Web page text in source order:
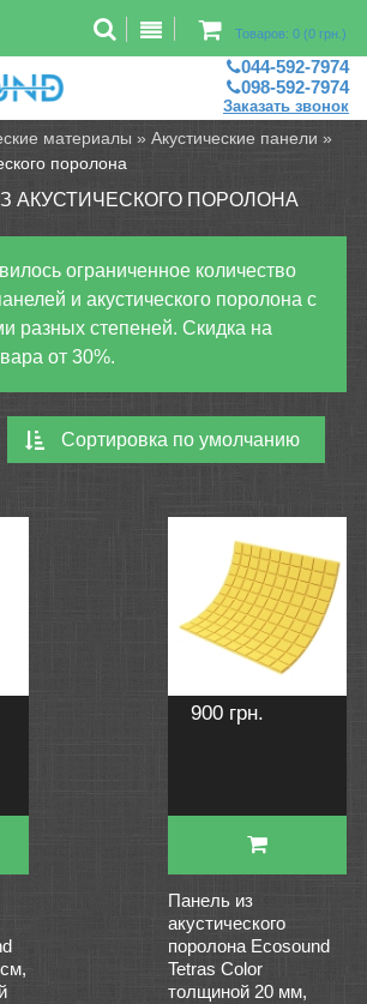
рассчет помещений
Товаров: 0 (0 грн.)
044-592-7974
098-592-7974
Заказать звонок
материалы »Акустические панели »
поролона
АКУСТИЧЕСКОГО ПОРОЛОНА
ограниченное количество
и акустического поролона с
разных степеней. Скидка на
от 30%.
900 грн.
Панель из
акустического
поролона Ecosound
Tetras Color
толщиной 20 мм,